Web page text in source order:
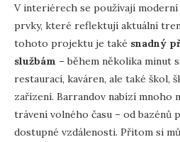
V interiérech se používají moderní
prvky, které reflektují aktuální
tohoto projektu je také snadný
službám – během několika minut
restaurací, kaváren, ale také škol,
zařízení. Barrandov nabízí mnoho
trávení volného času – od bazénů
dostupné vzdálenosti. Přitom si